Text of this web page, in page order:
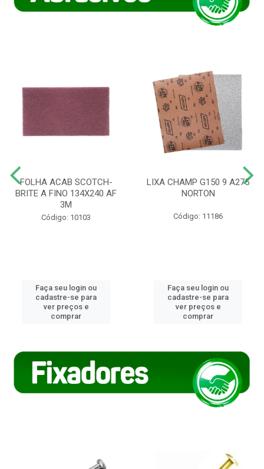
FOLHA ACAB SCOTCH-
BRITE A FINO 134X240 AF
3M
Código: 10103
Faça seu login ou
cadastre-se para
ver preços e
comprar
LIXA CHAMP G150 9 A275
NORTON
Código: 11186
Faça seu login ou
cadastre-se para
ver preços e
comprar